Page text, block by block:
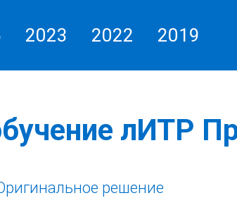
2023 2022 2019
«Газстройпром»
лИТР
решение